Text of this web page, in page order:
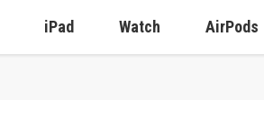
iPad Watch AirPods